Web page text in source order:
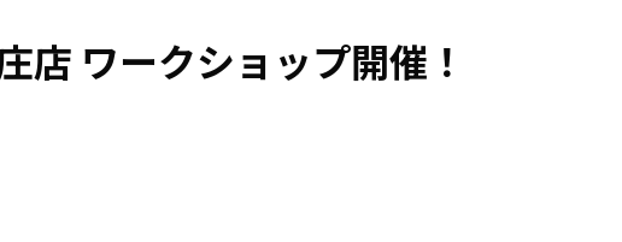
店 ワークショップ開催！